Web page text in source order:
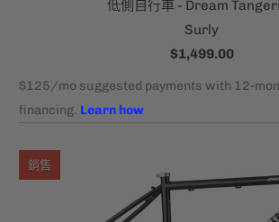
低側自行車 - Dream
Surly
$1,499.00
銷售